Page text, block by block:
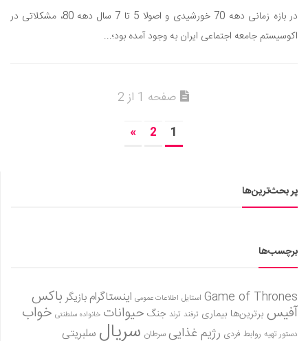
در بازه زمانی دهه 70 خورشیدی و اصولا 5 تا 7 سال دهه 80، مشکلاتی در
اکوسیستم جامعه اجتماعی ایران به وجود آمده بود؛...
صفحه 1 از 2
1
2
»
پر بحث‌ترین‌ها
برچسب‌ها
Game of Thrones استایل اطلاعات عمومی اینستاگرام بازیگر باکس
آفیس برترین‌ها بیماری ترفند ترند جنگ حیوانات خانواده سلطنتی خواب
دستور تهیه روابط فردی رژیم غذاییسرطان سریال سلبریتی